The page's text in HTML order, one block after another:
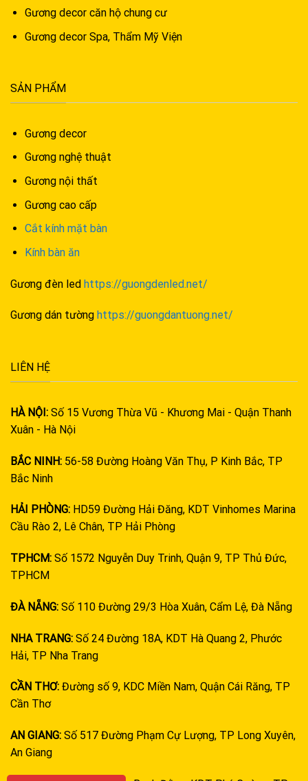
Gương decor căn hộ chung cư
Gương decor Spa, Thẩm Mỹ Viện
SẢN PHẨM
Gương decor
Gương nghệ thuật
Gương nội thất
Gương cao cấp
Cắt kính mặt bàn
Kính bàn ăn
Gương đèn led https://guongdenled.net/
Gương dán tường https://guongdantuong.net/
LIÊN HỆ
HÀ NỘI: Số 15 Vương Thừa Vũ - Khương Mai - Quận Thanh
Xuân - Hà Nội
BẮC NINH: 56-58 Đường Hoàng Văn Thụ, P Kinh Bắc, TP
Bắc Ninh
HẢI PHÒNG: HD59 Đường Hải Đăng, KDT Vinhomes Marina
Cầu Rào 2, Lê Chân, TP Hải Phòng
TPHCM: Số 1572 Nguyễn Duy Trinh, Quận 9, TP Thủ Đức,
TPHCM
ĐÀ NẴNG: Số 110 Đường 29/3 Hòa Xuân, Cẩm Lệ, Đà Nẵng
NHA TRANG: Số 24 Đường 18A, KDT Hà Quang 2, Phước
Hải, TP Nha Trang
CẦN THƠ: Đường số 9, KDC Miền Nam, Quận Cái Răng, TP
Cần Thơ
AN GIANG: Số 517 Đường Phạm Cự Lượng, TP Long Xuyên,
An Giang